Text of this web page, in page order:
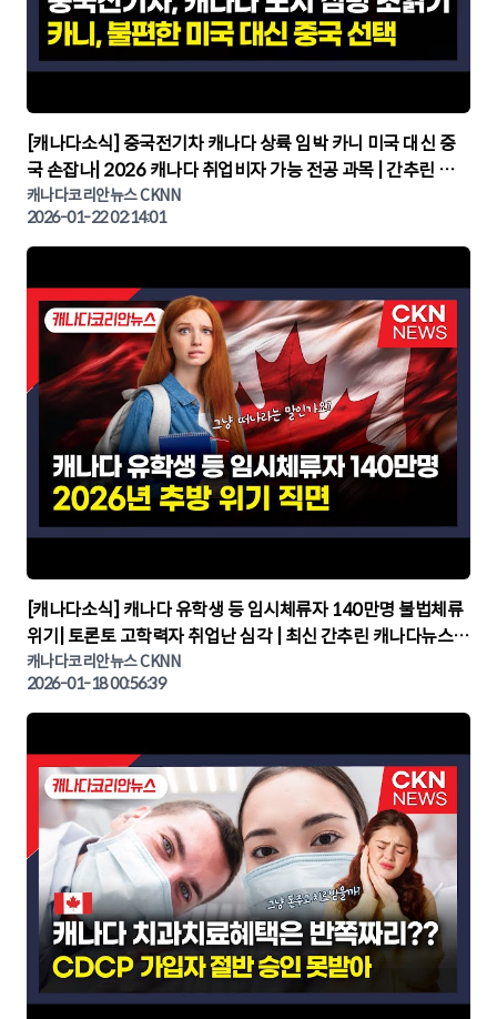
▶
[캐나다소식] 중국전기차 캐나다 상륙 임박 카니 미국 대신 중
국 손잡나| 2026 캐나다 취업비자 가능 전공 과목 | 간추린 캐
나다뉴스 | CKNNEWS, 캐나다코리안뉴스
캐나다코리안뉴스 CKNN
2026-01-22 02:14:01
▶
[캐나다소식] 캐나다 유학생 등 임시체류자 140만명 불법체류
위기| 토론토 고학력자 취업난 심각 | 최신 간추린 캐나다뉴스 |
CKNNEWS, 캐나다코리안뉴스
캐나다코리안뉴스 CKNN
2026-01-18 00:56:39